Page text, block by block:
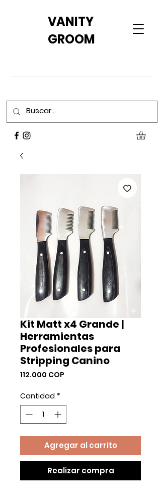
VANITY
GROOM
Kit Matt x4 Grande |
Herramientas
Profesionales para
Stripping Canino
112.000 COP
Cantidad *
Agregar al carrito
Realizar compra